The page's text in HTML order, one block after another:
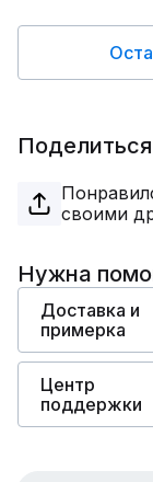
Поделиться
своими
Нужна
Доставка и
примерка
Центр
поддержки